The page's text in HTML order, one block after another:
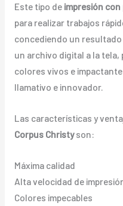
Este tipo de impresión
para realizar trabajos
concediendo un
un archivo digital a la
colores vivos e
llamativo e innovador.
Las características y
Corpus Christyson:
Máxima calidad
Alta velocidad de
Colores impecables